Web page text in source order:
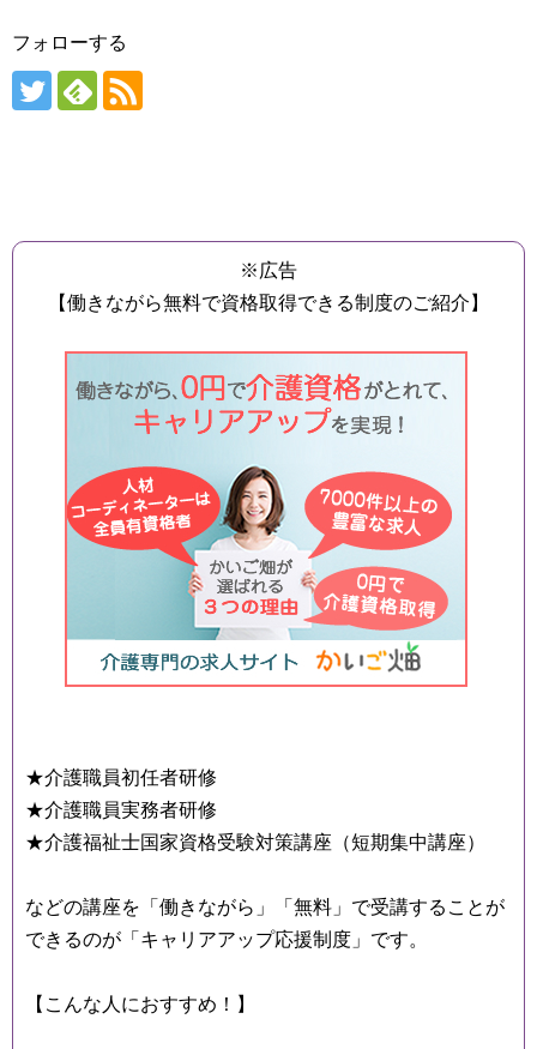
フォローする
※広告
【働きながら無料で資格取得できる制度のご紹介】
★介護職員初任者研修
★介護職員実務者研修
★介護福祉士国家資格受験対策講座（短期集中講座）
などの講座を「働きながら」「無料」で受講することが
できるのが「キャリアアップ応援制度」です。
【こんな人におすすめ！】